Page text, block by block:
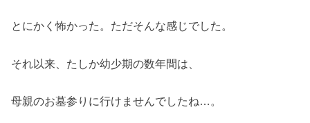
とにかく怖かった。ただそんな感じでした。
それ以来、たしか幼少期の数年間は、
母親のお墓参りに行けませんでしたね…。